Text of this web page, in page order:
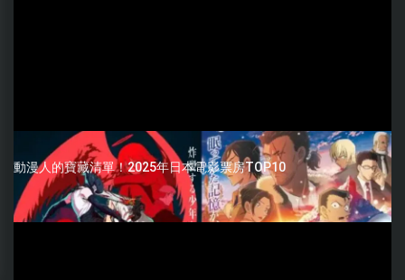
動漫人的寶藏清單！2025年日本電影票房TOP10